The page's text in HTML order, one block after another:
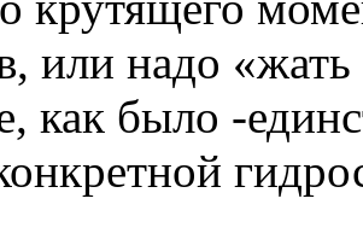
или надо
как было -